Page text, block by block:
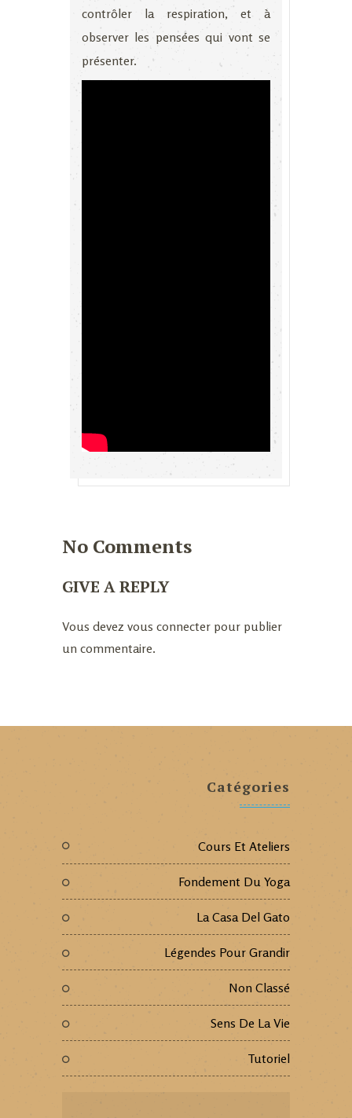
contrôler la respiration, et à
observer les pensées qui vont se
présenter.
No Comments
GIVE A REPLY
Vous devez vous connecter pour publier
un commentaire.
Catégories
Cours Et Ateliers
Fondement Du Yoga
La Casa Del Gato
Légendes Pour Grandir
Non Classé
Sens De La Vie
Tutoriel